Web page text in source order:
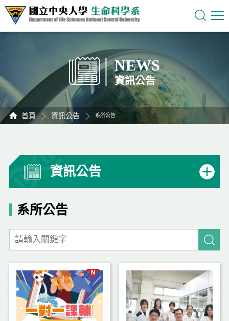
NEWS
資訊公告
首頁 資訊公告 系所公告
資訊公告
系所公告